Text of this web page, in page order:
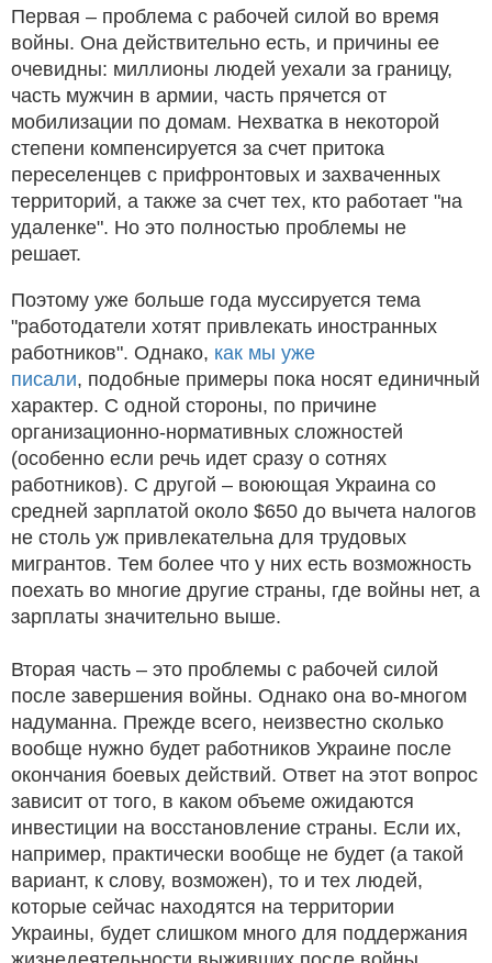
Первая – проблема с рабочей силой во время
войны. Она действительно есть, и причины ее
очевидны: миллионы людей уехали за границу,
часть мужчин в армии, часть прячется от
мобилизации по домам. Нехватка в некоторой
степени компенсируется за счет притока
переселенцев с прифронтовых и захваченных
территорий, а также за счет тех, кто работает "на
удаленке". Но это полностью проблемы не
решает.
Поэтому уже больше года муссируется тема
"работодатели хотят привлекать иностранных
работников". Однако, как мы уже
писали, подобные примеры пока носят единичный
характер. С одной стороны, по причине
организационно-нормативных сложностей
(особенно если речь идет сразу о сотнях
работников). С другой – воюющая Украина со
средней зарплатой около $650 до вычета налогов
не столь уж привлекательна для трудовых
мигрантов. Тем более что у них есть возможность
поехать во многие другие страны, где войны нет, а
зарплаты значительно выше.
Вторая часть – это проблемы с рабочей силой
после завершения войны. Однако она во-многом
надуманна. Прежде всего, неизвестно сколько
вообще нужно будет работников Украине после
окончания боевых действий. Ответ на этот вопрос
зависит от того, в каком объеме ожидаются
инвестиции на восстановление страны. Если их,
например, практически вообще не будет (а такой
вариант, к слову, возможен), то и тех людей,
которые сейчас находятся на территории
Украины, будет слишком много для поддержания